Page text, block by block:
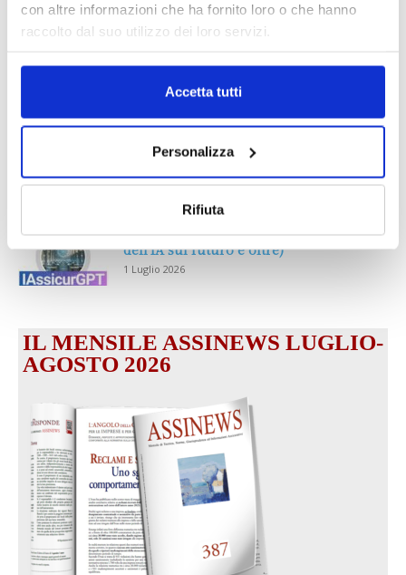
con altre informazioni che ha fornito loro o che hanno
raccolto dal suo utilizzo dei loro servizi.
Accetta tutti
Personalizza
Rifiuta
partecipazione alla Convention degli
intermediari partner 2026
MAGNIFICA HUMANITAS (l’impatto
dell’IA sul futuro e oltre)
1 Luglio 2026
IL MENSILE ASSINEWS LUGLIO-
AGOSTO 2026